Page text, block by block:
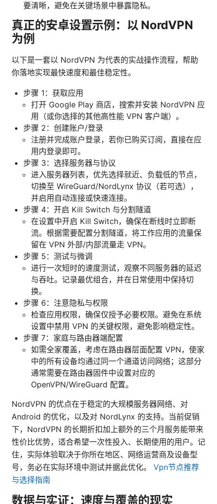
要清晰，避免在关键场景中暴露隐私。
真正的安卓设置示例：以 NordVPN
为例
以下是一套以 NordVPN 为代表的实战操作流程，帮助
你落地实现最快速度和最佳稳定性。
步骤 1：获取应用
打开 Google Play 商店，搜索并安装 NordVPN 应
用（或你选择的其他高性能 VPN 客户端）。
步骤 2：创建账户/登录
注册并完成账户登录，若你已购买订阅，直接在应
用内登录即可。
步骤 3：选择服务器与协议
进入服务器列表，优先选择就近、负载低的节点，
切换至 WireGuard/NordLynx 协议（若可选），
并启用自动连接或快速连接。
步骤 4：开启 Kill Switch 与分割隧道
在设置中开启 Kill Switch，确保在断线时立即断
流。根据需要配置分割隧道，将工作应用的流量保
留在 VPN 外部/内部流量走 VPN。
步骤 5：测试与微调
进行一次短时的速度测试，观察不同服务器的延迟
与吞吐。记录最优组合，并在日常使用中保持切
换。
步骤 6：注意隐私与权限
检查应用权限，确保仅授予必要权限。避免在系统
设置中禁用 VPN 的关键权限，避免影响稳定性。
步骤 7：家庭与路由器端配置
如需全家覆盖，考虑在路由器层面配置 VPN，使家
中的所有设备均通过同一个通道访问网络；这部分
通常需要在路由器固件中设置对应的
OpenVPN/WireGuard 配置。
NordVPN 的优点在于稳定的大规模服务器网络、对
Android 的优化，以及对 NordLynx 的支持。当前促销
下，NordVPN 的长期折扣加上额外的三个月服务能带来
性价比优势，适合希望一次性投入、长期使用的用户。记
住，实际体验取决于你所在地区、网络运营商及设备型
号，务必在实际环境中测试并据此优化。 Vpn节点推荐
与选择指南
数据与实证：速度与覆盖的现实